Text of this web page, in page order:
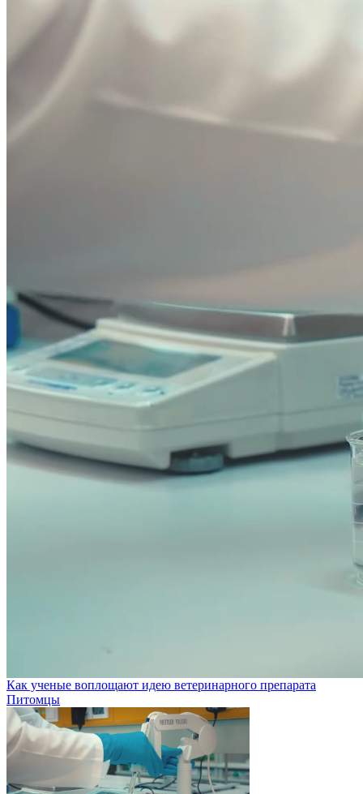
Как ученые воплощают идею ветеринарного препарата
Питомцы